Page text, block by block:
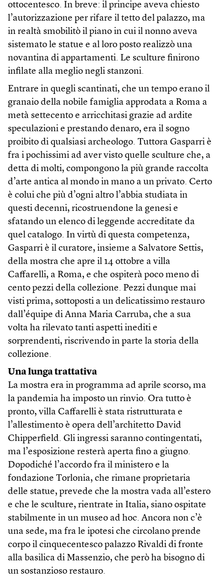
ottocentesco. In breve: il principe aveva chiesto
l’autorizzazione per rifare il tetto del palazzo, ma
in realtà smobilitò il piano in cui il nonno aveva
sistemato le statue e al loro posto realizzò una
novantina di appartamenti. Le sculture finirono
infilate alla meglio negli stanzoni.
Entrare in quegli scantinati, che un tempo erano il
granaio della nobile famiglia approdata a Roma a
metà settecento e arricchitasi grazie ad ardite
speculazioni e prestando denaro, era il sogno
proibito di qualsiasi archeologo. Tuttora Gasparri è
fra i pochissimi ad aver visto quelle sculture che, a
detta di molti, compongono la più grande raccolta
d’arte antica al mondo in mano a un privato. Certo
è colui che più d’ogni altro l’abbia studiata in
questi decenni, ricostruendone la genesi e
sfatando un elenco di leggende accreditate da
quel catalogo. In virtù di questa competenza,
Gasparri è il curatore, insieme a Salvatore Settis,
della mostra che apre il 14 ottobre a villa
Caffarelli, a Roma, e che ospiterà poco meno di
cento pezzi della collezione. Pezzi dunque mai
visti prima, sottoposti a un delicatissimo restauro
dall’équipe di Anna Maria Carruba, che a sua
volta ha rilevato tanti aspetti inediti e
sorprendenti, riscrivendo in parte la storia della
collezione.
Una lunga trattativa
La mostra era in programma ad aprile scorso, ma
la pandemia ha imposto un rinvio. Ora tutto è
pronto, villa Caffarelli è stata ristrutturata e
l’allestimento è opera dell’architetto David
Chipperfield. Gli ingressi saranno contingentati,
ma l’esposizione resterà aperta fino a giugno.
Dopodiché l’accordo fra il ministero e la
fondazione Torlonia, che rimane proprietaria
delle statue, prevede che la mostra vada all’estero
e che le sculture, rientrate in Italia, siano ospitate
stabilmente in un museo ad hoc. Ancora non c’è
una sede, ma fra le ipotesi che circolano prende
corpo il cinquecentesco palazzo Rivaldi di fronte
alla basilica di Massenzio, che però ha bisogno di
un sostanzioso restauro.